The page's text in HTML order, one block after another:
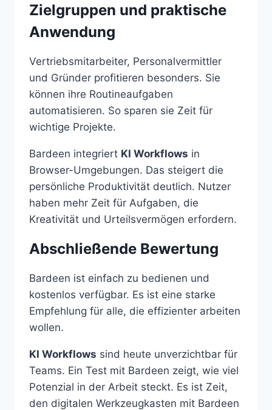
Zielgruppen und praktische
Anwendung
Vertriebsmitarbeiter, Personalvermittler
und Gründer profitieren besonders. Sie
können ihre Routineaufgaben
automatisieren. So sparen sie Zeit für
wichtige Projekte.
Bardeen integriert KI Workflows in
Browser-Umgebungen. Das steigert die
persönliche Produktivität deutlich. Nutzer
haben mehr Zeit für Aufgaben, die
Kreativität und Urteilsvermögen erfordern.
Abschließende Bewertung
Bardeen ist einfach zu bedienen und
kostenlos verfügbar. Es ist eine starke
Empfehlung für alle, die effizienter arbeiten
wollen.
KI Workflows sind heute unverzichtbar für
Teams. Ein Test mit Bardeen zeigt, wie viel
Potenzial in der Arbeit steckt. Es ist Zeit,
den digitalen Werkzeugkasten mit Bardeen